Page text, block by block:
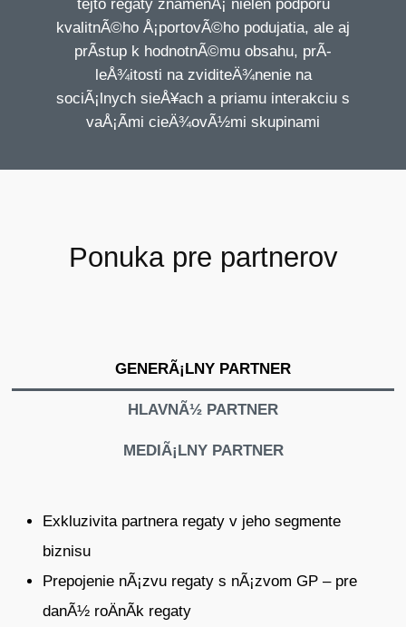
tejto regaty znamenÃ¡ nielen podporu
kvalitnÃ©ho Å¡portovÃ©ho podujatia, ale aj
prÃ­stup k hodnotnÃ©mu obsahu, prÃ­
leÅ¾itosti na zviditeÄ¾nenie na
sociÃ¡lnych sieÅ¥ach a priamu interakciu s
vaÅ¡Ã­mi cieÄ¾ovÃ½mi skupinami
Ponuka pre partnerov
GENERÃ¡LNY PARTNER
HLAVNÃ½ PARTNER
MEDIÃ¡LNY PARTNER
Exkluzivita partnera regaty v jeho segmente
biznisu
Prepojenie nÃ¡zvu regaty s nÃ¡zvom GP – pre
danÃ½ roÄnÃ­k regaty